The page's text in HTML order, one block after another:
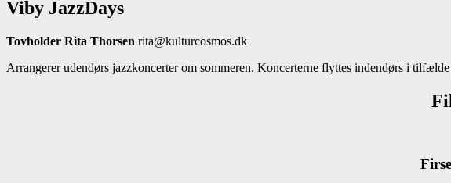
Viby JazzDays
Tovholder Rita Thorsen rita@kulturcosmos.dk
Arrangerer udendørs jazzkoncerter om sommeren. Koncerterne flyttes indendørs i